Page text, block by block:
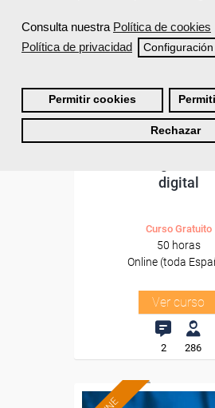
Consulta nuestra Política de cookies
Política de privacidad
Configuración
Permitir cookies
Rechazar
trabajadores y autónomos.
Cursos Femxa
digital
Curso Gratuito
50 horas
Online (toda
Ver curso
2 286